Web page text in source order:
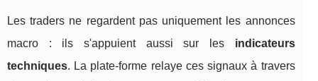
Les traders ne regardent pas uniquement les annonces
macro : ils s'appuient aussi sur les indicateurs
techniques. La plate‑forme relaye ces signaux à travers